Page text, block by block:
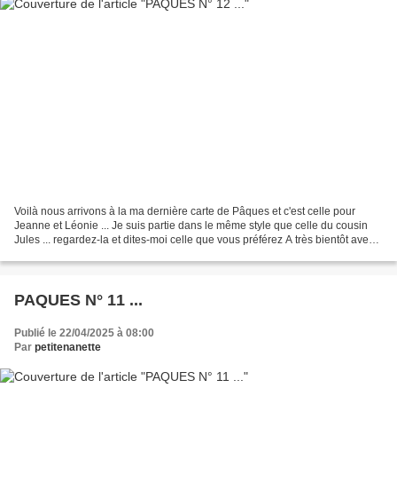
Voilà nous arrivons à la ma dernière carte de Pâques et c'est celle pour
Jeanne et Léonie ... Je suis partie dans le même style que celle du cousin
Jules ... regardez-la et dites-moi celle que vous préférez A très bientôt avec
PAQUES N° 11 ...
Publié le 22/04/2025 à 08:00
Par petitenanette